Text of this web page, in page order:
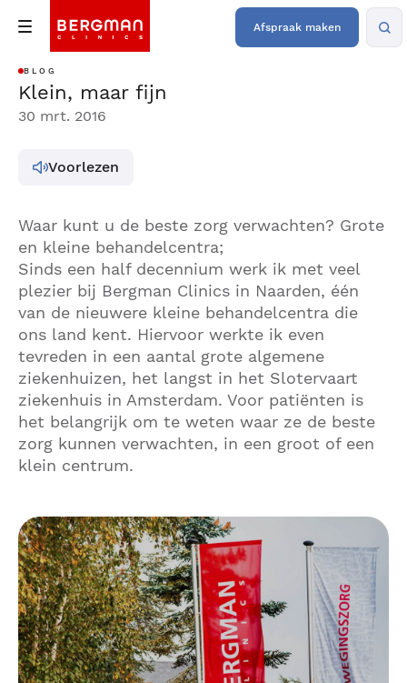
Afspraak maken
BLOG
Klein, maar fijn
30 mrt. 2016
Voorlezen
Waar kunt u de beste zorg verwachten? Grote
en kleine behandelcentra;
Sinds een half decennium werk ik met veel
plezier bij Bergman Clinics in Naarden, één
van de nieuwere kleine behandelcentra die
ons land kent. Hiervoor werkte ik even
tevreden in een aantal grote algemene
ziekenhuizen, het langst in het Slotervaart
ziekenhuis in Amsterdam. Voor patiënten is
het belangrijk om te weten waar ze de beste
zorg kunnen verwachten, in een groot of een
klein centrum.